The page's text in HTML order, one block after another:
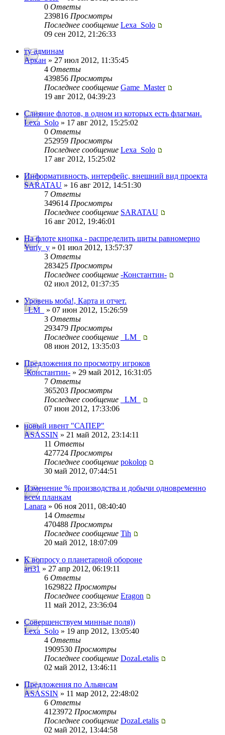
0 Ответы
239816 Просмотры
Последнее сообщение Lexa_Solo
09 сен 2012, 21:26:33
ту админам
Аркан » 27 июл 2012, 11:35:45
4 Ответы
439856 Просмотры
Последнее сообщение Game_Master
19 авг 2012, 04:39:23
Слияние флотов, в одном из которых есть флагман.
Lexa_Solo » 17 авг 2012, 15:25:02
0 Ответы
252959 Просмотры
Последнее сообщение Lexa_Solo
17 авг 2012, 15:25:02
Информативность, интерфейс, внешний вид проекта
SARATAU » 16 авг 2012, 14:51:30
7 Ответы
349614 Просмотры
Последнее сообщение SARATAU
16 авг 2012, 19:46:01
На флоте кнопка - распределить щиты равномерно
Yuriy_y » 01 июл 2012, 13:57:37
3 Ответы
283425 Просмотры
Последнее сообщение -Константин-
02 июл 2012, 01:37:35
Уровень моба!, Карта и отчет.
_LM_
» 07 июн 2012, 15:26:59
3 Ответы
293479 Просмотры
Последнее сообщение
_LM_
08 июн 2012, 13:35:03
Предложения по просмотру игроков
-Константин- » 29 май 2012, 16:31:05
7 Ответы
365203 Просмотры
Последнее сообщение
_LM_
07 июн 2012, 17:33:06
новый ивент "САПЕР"
ASASSIN » 21 май 2012, 23:14:11
11 Ответы
427724 Просмотры
Последнее сообщение pokolop
30 май 2012, 07:44:51
Изменение % производства и добычи одновременно
всем планкам
Lanara » 06 ноя 2011, 08:40:40
14 Ответы
470488 Просмотры
Последнее сообщение Tih
20 май 2012, 18:07:09
К вопросу о планетарной обороне
ari31 » 27 апр 2012, 06:19:11
6 Ответы
1629822 Просмотры
Последнее сообщение Eragon
11 май 2012, 23:36:04
Совершенствуем минные поля))
Lexa_Solo » 19 апр 2012, 13:05:40
4 Ответы
1909530 Просмотры
Последнее сообщение DozaLetalis
02 май 2012, 13:46:11
Предложения по Альянсам
ASASSIN » 11 мар 2012, 22:48:02
6 Ответы
4123972 Просмотры
Последнее сообщение DozaLetalis
02 май 2012, 13:44:58